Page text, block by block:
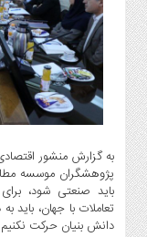
گاز
و
پتروشیمی
و
خودرو
آپ
و
فن
آوری
به گزارش منشور
پژوهشگران موسسه
باید صنعتی شود،
تعاملات با جهان، باید
دانش بنیان حرکت نکنیم